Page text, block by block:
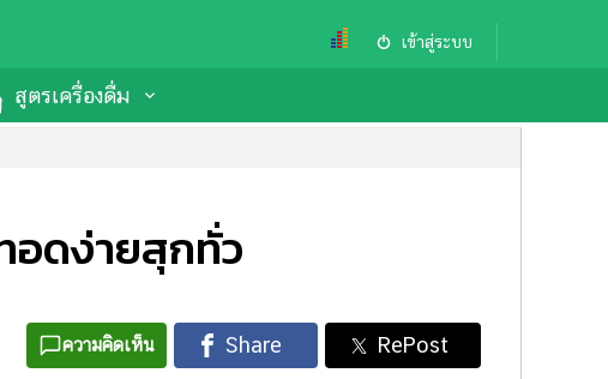
เข้าสู่ระบบ
สูตรเครื่องดื่ม
อดง่ายสุกทั่ว
ความคิดเห็น